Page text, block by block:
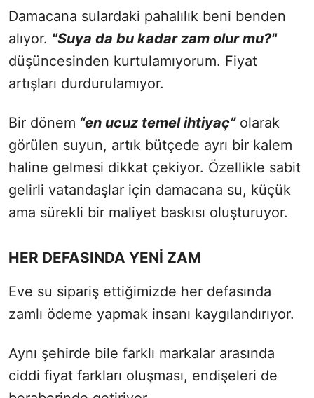
Damacana sulardaki pahalılık beni benden
alıyor. "Suya da bu kadar zam olur mu?"
düşüncesinden kurtulamıyorum. Fiyat
artışları durdurulamıyor.
Bir dönem “en ucuz temel ihtiyaç”olarak
görülen suyun, artık bütçede ayrı bir kalem
haline gelmesi dikkat çekiyor. Özellikle sabit
gelirli vatandaşlar için damacana su, küçük
ama sürekli bir maliyet baskısı oluşturuyor.
HER DEFASINDA YENİ ZAM
Eve su sipariş ettiğimizde her defasında
zamlı ödeme yapmak insanı kaygılandırıyor.
Aynı şehirde bile farklı markalar arasında
ciddi fiyat farkları oluşması, endişeleri de